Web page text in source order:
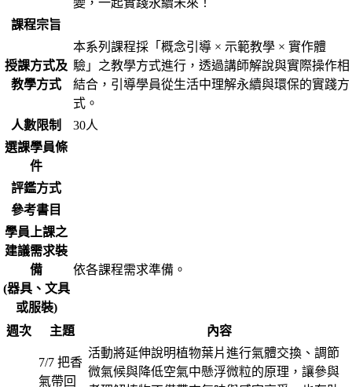
變，一起實踐永續未來！
課程宗旨
授課方式及
教學方式
本系列課程採「概念引導 × 示範教學 × 實作體
驗」之教學方式進行，透過講師解說與實際操作相
結合，引導學員從生活中理解永續與環保的實踐方
式。
人數限制
30人
選課學員條
件
評鑑方式
參考書目
學員上課之
建議需求裝
備
(器具、文具
或服裝)
依各課程需求準備。
週次 主題 內容
7/7 把香
氣帶回
活動將延伸說明植物葉片進行氣體交換、調節
微氣候與降低空氣中懸浮微粒的原理，讓參與